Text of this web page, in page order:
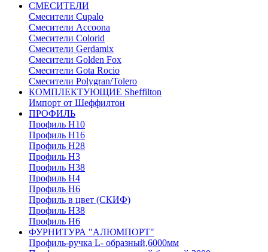
СМЕСИТЕЛИ
Cмесители Cupalo
Смесители Accoona
Смесители Colorid
Смесители Gerdamix
Смесители Golden Fox
Смесители Gota Rocio
Смесители Polygran/Tolero
КОМПЛЕКТУЮЩИЕ Sheffilton
Импорт от Шеффилтон
ПРОФИЛЬ
Профиль H10
Профиль H16
Профиль H28
Профиль H3
Профиль H38
Профиль H4
Профиль H6
Профиль в цвет (СКИФ)
Профиль H38
Профиль H6
ФУРНИТУРА "АЛЮМПОРТ"
Профиль-ручка L- образный,6000мм